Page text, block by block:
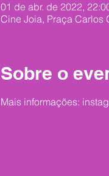
01 de abr. de 2022,
Cine Joia, Praça Carlos
Sobre o
Mais informações: